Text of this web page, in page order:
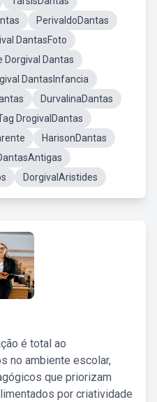
PerivaldoDantas
DantasFoto
Dorgival Dantas
DantasInfancia
DurvalinaDantas
DrogivalDantas
HarisonDantas
DorgivalAristides
é total ao
no ambiente escolar,
que priorizam
por criatividade